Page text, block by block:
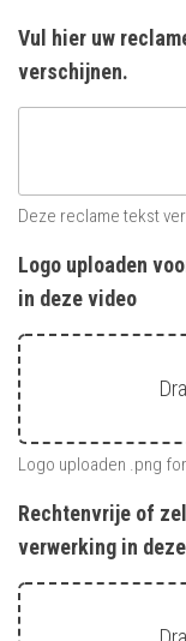
Vul hier uw
verschijnen.
Deze reclame tekst
Logo uploaden
in deze video
Logo uploaden .png
Rechtenvrije of
verwerking in